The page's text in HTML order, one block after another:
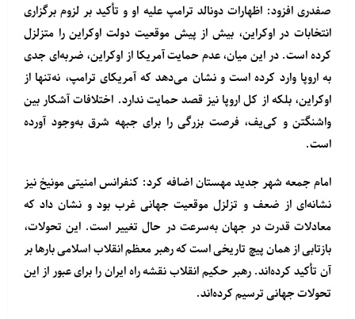
صفدری افزود: اظهارات دونالد ترامپ علیه او و تأکید بر لزوم برگزاری
انتخابات در اوکراین، بیش از پیش موقعیت دولت اوکراین را متزلزل
کرده است. در این میان، عدم حمایت آمریکا از اوکراین، ضربه‌ای جدی
به اروپا وارد کرده است و نشان می‌دهد که آمریکای ترامپ، نه‌تنها از
اوکراین، بلکه از کل اروپا نیز قصد حمایت ندارد. اختلافات آشکار بین
واشنگتن و کی‌یف، فرصت بزرگی را برای جبهه شرق به‌وجود آورده
است.
امام جمعه شهر جدید مهستان اضافه کرد: کنفرانس امنیتی مونیخ نیز
نشانه‌ای از ضعف و تزلزل موقعیت جهانی غرب بود و نشان داد که
معادلات قدرت در جهان به‌سرعت در حال تغییر است. این تحولات،
بازتابی از همان پیچ تاریخی است که رهبر معظم انقلاب اسلامی بارها بر
آن تأکید کرده‌اند. رهبر حکیم انقلاب نقشه راه ایران را برای عبور از این
تحولات جهانی ترسیم کرده‌اند.